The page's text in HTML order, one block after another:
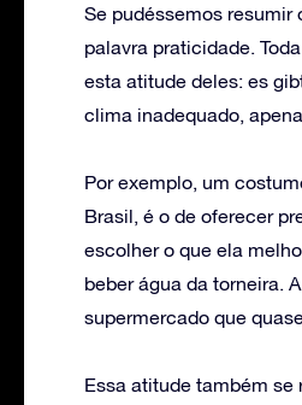
Se pudéssemos resumir
palavra praticidade.
esta atitude deles: es
clima inadequado,
Por exemplo, um
Brasil, é o de oferecer
escolher o que ela
beber água da torneira.
supermercado que
Essa atitude também